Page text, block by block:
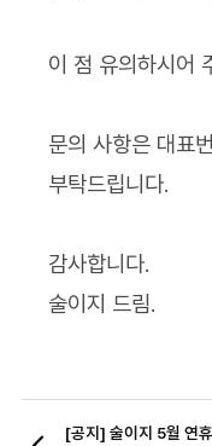
이 점 유의하시어
문의 사항은 대
부탁드립니다.
감사합니다.
술이지 드림.
[공지] 술이지 5월 연